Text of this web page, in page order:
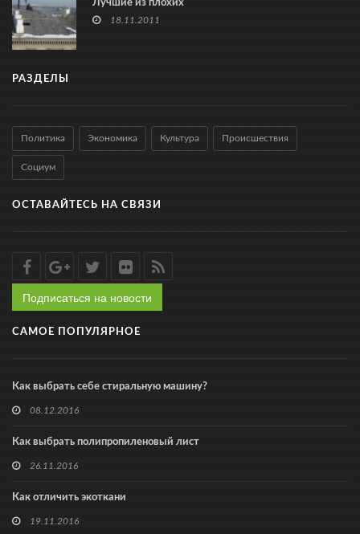
Лучшие из плохих
18.11.2011
РАЗДЕЛЫ
Политика Экономика Культура Происшествия
Социум
ОСТАВАЙТЕСЬ НА СВЯЗИ
Подписаться на новости
САМОЕ ПОПУЛЯРНОЕ
Как выбрать себе стиральную машину?
08.12.2016
Как выбрать полипропиленовый лист
26.11.2016
Как отличить экоткани
19.11.2016